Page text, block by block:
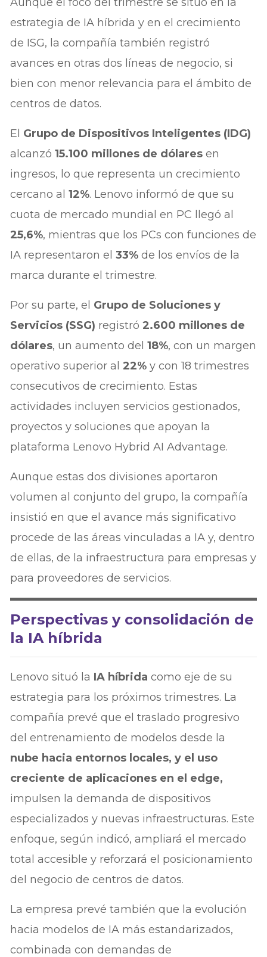
estrategia de IA híbrida y en el crecimiento
de ISG, la compañía también registró
avances en otras dos líneas de negocio, si
bien con menor relevancia para el ámbito de
centros de datos.
El Grupo de Dispositivos Inteligentes (IDG)
alcanzó15.100 millones de dólares en
ingresos, lo que representa un crecimiento
cercano al12%. Lenovo informó de que su
cuota de mercado mundial en PC llegó al
25,6%, mientras que los PCs con funciones de
IA representaron el33% de los envíos de la
marca durante el trimestre.
Por su parte, el Grupo de Soluciones y
Servicios (SSG) registró2.600 millones de
dólares, un aumento del18%, con un margen
operativo superior al22% y con 18 trimestres
consecutivos de crecimiento. Estas
actividades incluyen servicios gestionados,
proyectos y soluciones que apoyan la
plataforma Lenovo Hybrid AI Advantage.
Aunque estas dos divisiones aportaron
volumen al conjunto del grupo, la compañía
insistió en que el avance más significativo
procede de las áreas vinculadas a IA y, dentro
de ellas, de la infraestructura para empresas y
para proveedores de servicios.
Perspectivas y consolidación de
la IA híbrida
Lenovo situó la IA híbrida como eje de su
estrategia para los próximos trimestres. La
compañía prevé que el traslado progresivo
del entrenamiento de modelos desde la
nube hacia entornos locales, y el uso
creciente de aplicaciones en el edge,
impulsen la demanda de dispositivos
especializados y nuevas infraestructuras. Este
enfoque, según indicó, ampliará el mercado
total accesible y reforzará el posicionamiento
del negocio de centros de datos.
La empresa prevé también que la evolución
hacia modelos de IA más estandarizados,
combinada con demandas de